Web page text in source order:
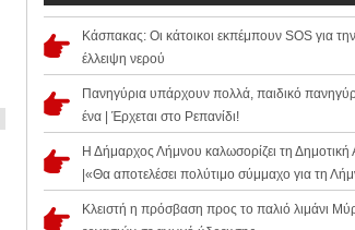
Κάσπακας: Οι κάτοικοι εκπέμπουν SOS για
έλλειψη νερού
Πανηγύρια υπάρχουν πολλά, παιδικό
ένα | Έρχεται στο Ρεπανίδι!
Η Δήμαρχος Λήμνου καλωσορίζει τη Δημοτική
|«Θα αποτελέσει πολύτιμο σύμμαχο για τη
Κλειστή η πρόσβαση προς το παλιό λιμάνι